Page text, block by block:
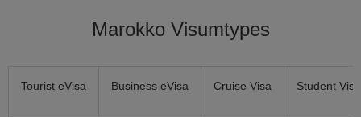
Marokko Visumtypes
Tourist eVisa Business eVisa Cruise Visa Student Visa